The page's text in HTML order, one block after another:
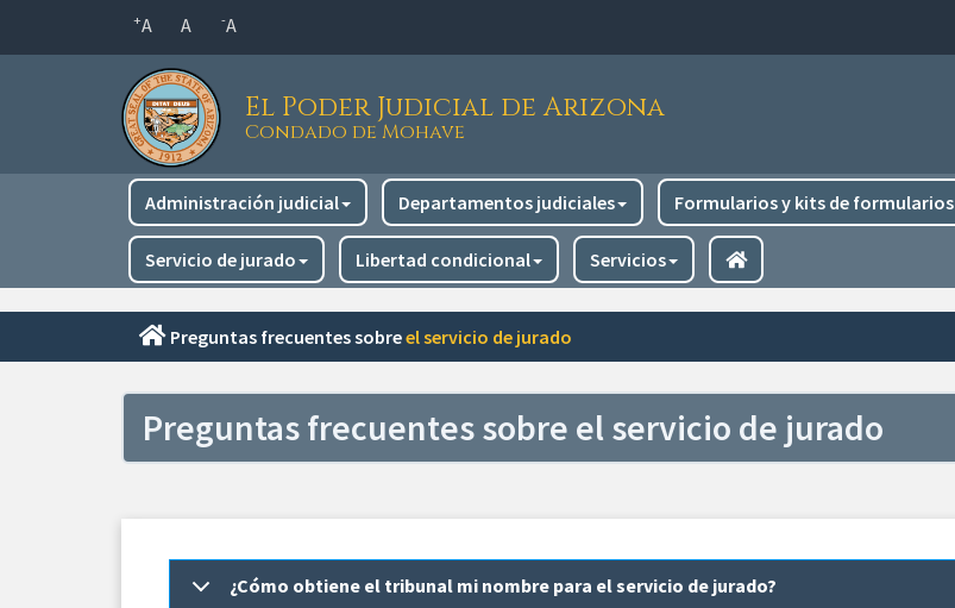
-A
A
+A
El Poder Judicial de Arizona
Condado de Mohave
Navegación
principal
Administración judicial Departamentos judiciales Formularios y kits de formularios
Servicio de jurado Libertad condicional Servicios
Preguntas frecuentes sobreel servicio de jurado
Preguntas frecuentes sobre el servicio de jurado
¿Cómo obtiene el tribunal mi nombre para el servicio de jurado?